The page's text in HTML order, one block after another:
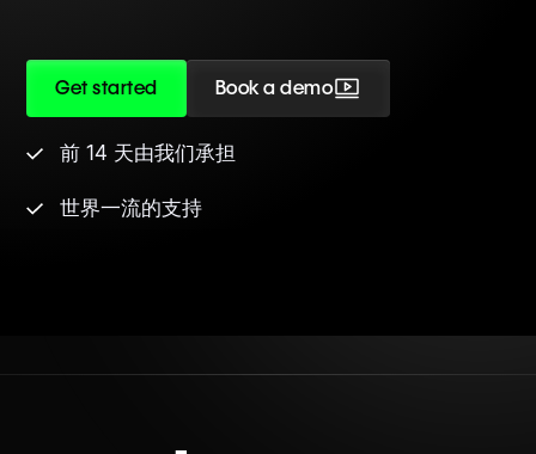
Get started Book a demo
前 14 天由我们承担
世界一流的支持